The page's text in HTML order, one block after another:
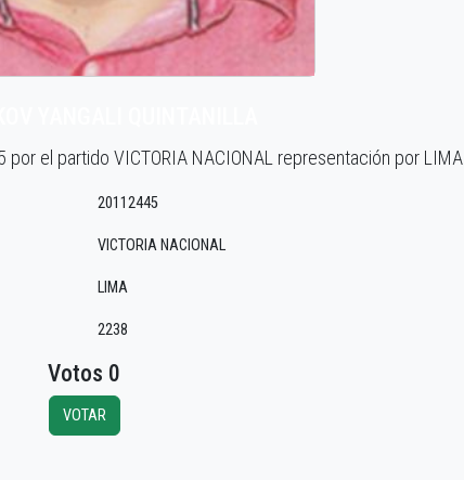
el partido VICTORIA NACIONAL representación por LIMA
20112445
VICTORIA NACIONAL
LIMA
2238
Votos 0
VOTAR